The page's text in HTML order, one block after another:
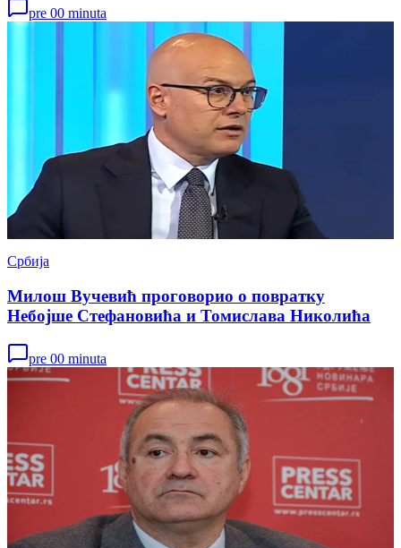
pre 00 minuta
Србија
Милош Вучевић проговорио о повратку
Небојше Стефановића и Томислава Николића
pre 00 minuta